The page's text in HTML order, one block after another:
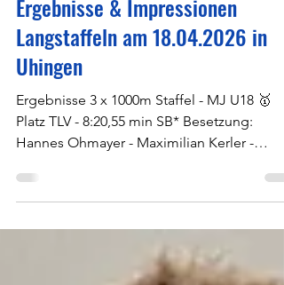
JK
20. Apr.
Ergebnisse & Impressionen
Langstaffeln am 18.04.2026 in
Uhingen
Ergebnisse 3 x 1000m Staffel - MJ U18 🥇
Platz TLV - 8:20,55 min SB* Besetzung:
Platz TLV 8:08,99 min SB* Besetzung: Pitt